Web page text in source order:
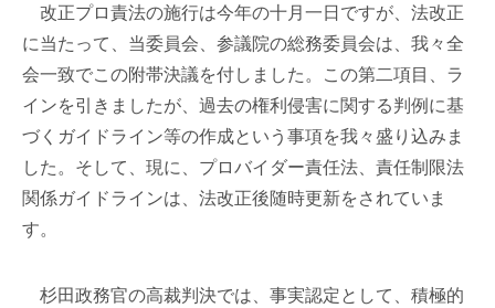
改正プロ責法の施行は今年の十月一日ですが、法改正
に当たって、当委員会、参議院の総務委員会は、我々全
会一致でこの附帯決議を付しました。この第二項目、ラ
インを引きましたが、過去の権利侵害に関する判例に基
づくガイドライン等の作成という事項を我々盛り込みま
した。そして、現に、プロバイダー責任法、責任制限法
関係ガイドラインは、法改正後随時更新をされていま
す。
杉田政務官の高裁判決では、事実認定として、積極的